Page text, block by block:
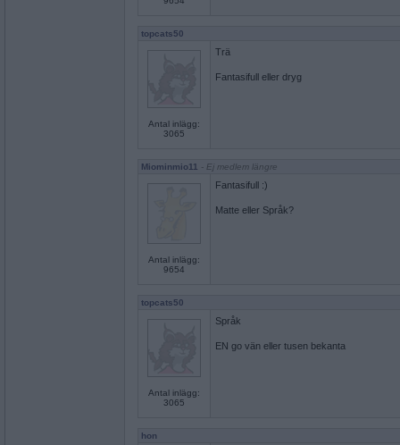
topcats50
Antal inlägg:
3065
Trä
Fantasifull eller dryg
Miominmio11 - Ej medlem längre
Antal inlägg:
9654
Fantasifull :)
Matte eller Språk?
topcats50
Antal inlägg:
3065
Språk
EN go vän eller tusen bekanta
hon